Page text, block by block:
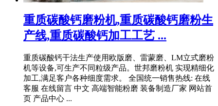
重质碳酸钙磨粉机,重质碳酸钙磨粉生
产线,重质碳酸钙加工工艺 ...
重质碳酸钙干法生产使用欧版磨、雷蒙磨、LM立式磨粉
机等设备,可生产不同粒级产品。世邦磨粉机 实现精细化
加工,满足客户各种细度需求。 全国统一销售热线: 在线
客服 在线留言 中文 高端智能粉磨 装备制造厂家 网站首
页 产品中心 ...